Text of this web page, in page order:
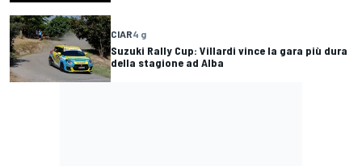
CIAR4 g
Suzuki Rally Cup: Villardi vince la gara più dura
della stagione ad Alba